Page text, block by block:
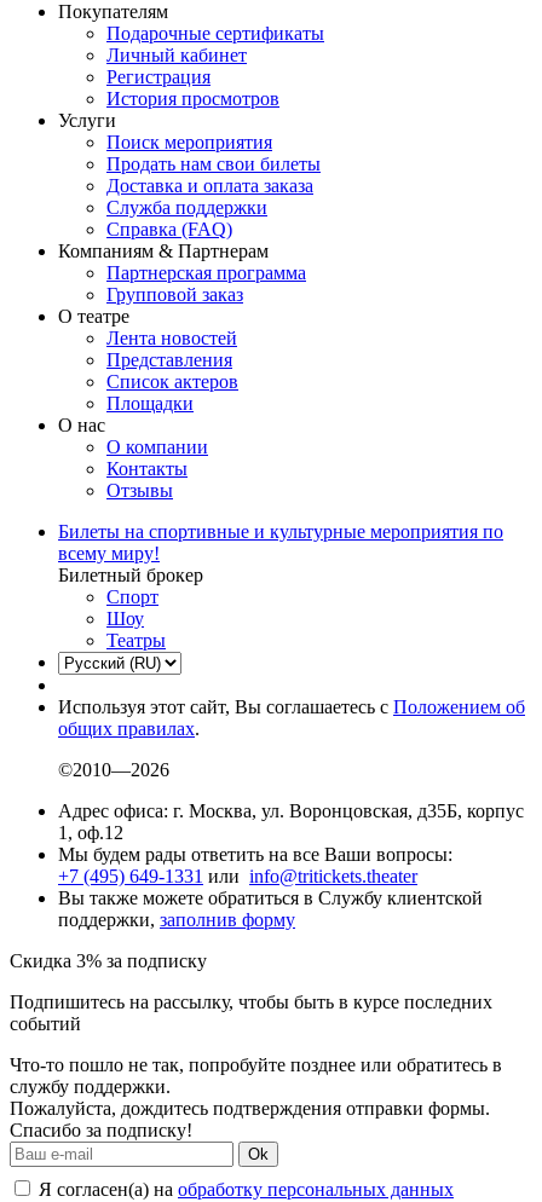
Покупателям
Подарочные сертификаты
Личный кабинет
Регистрация
История просмотров
Услуги
Поиск мероприятия
Продать нам свои билеты
Доставка и оплата заказа
Служба поддержки
Справка (FAQ)
Компаниям & Партнерам
Партнерская программа
Групповой заказ
О театре
Лента новостей
Представления
Список актеров
Площадки
О нас
О компании
Контакты
Отзывы
Билеты на спортивные и культурные мероприятия по
всему миру!
Билетный брокер
Спорт
Шоу
Театры
Используя этот сайт, Вы соглашаетесь с Положением об
общих правилах.
©2010—2026
Адрес офиса: г. Москва, ул. Воронцовская, д35Б, корпус
1, оф.12
Мы будем рады ответить на все Ваши вопросы:
+7 (495) 649-1331 или info@tritickets.theater
Вы также можете обратиться в Службу клиентской
поддержки, заполнив форму
Скидка 3% за подписку
Подпишитесь на рассылку, чтобы быть в курсе последних
событий
Что-то пошло не так, попробуйте позднее или обратитесь в
службу поддержки.
Пожалуйста, дождитесь подтверждения отправки формы.
Спасибо за подписку!
Ok
Я согласен(а) на обработку персональных данных